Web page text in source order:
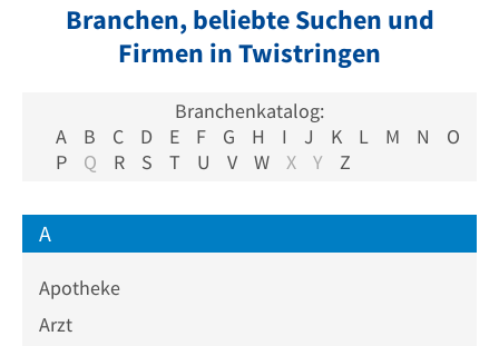
Branchen, beliebte Suchen und
Firmen in Twistringen
Branchenkatalog:
A
B C D E F G H I J K L M N
O
P
Q R S T U V W X Y Z
A
Apotheke
Arzt